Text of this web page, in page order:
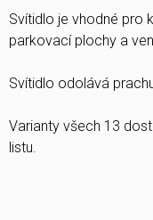
Svítidlo je vhodné pro
parkovací plochy a
Svítidlo odolává
Varianty všech 13
listu.